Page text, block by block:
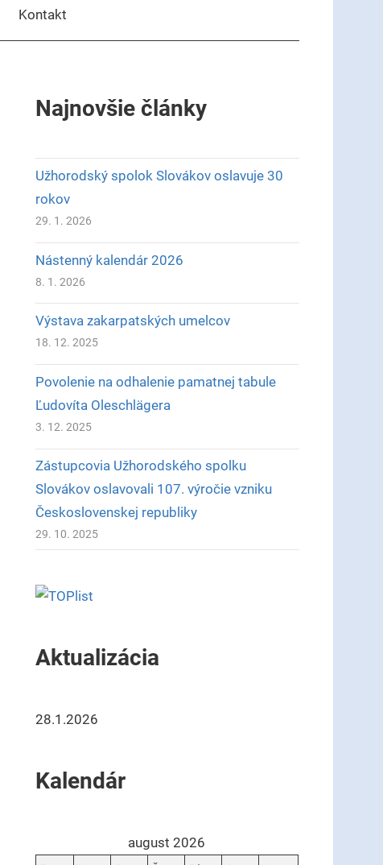
Kontakt
Najnovšie články
Užhorodský spolok Slovákov oslavuje 30
rokov
29. 1. 2026
Nástenný kalendár 2026
8. 1. 2026
Výstava zakarpatských umelcov
18. 12. 2025
Povolenie na odhalenie pamatnej tabule
Ľudovíta Oleschlägera
3. 12. 2025
Zástupcovia Užhorodského spolku
Slovákov oslavovali 107. výročie vzniku
Československej republiky
29. 10. 2025
Aktualizácia
28.1.2026
Kalendár
august 2026